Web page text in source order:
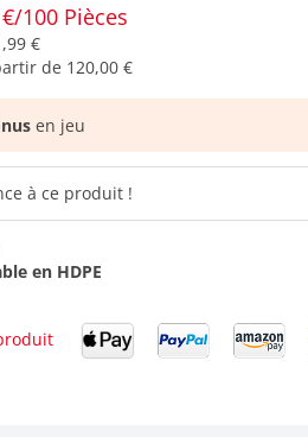
100 Pièces
€
de 120,00 €
en jeu
à ce produit !
en HDPE